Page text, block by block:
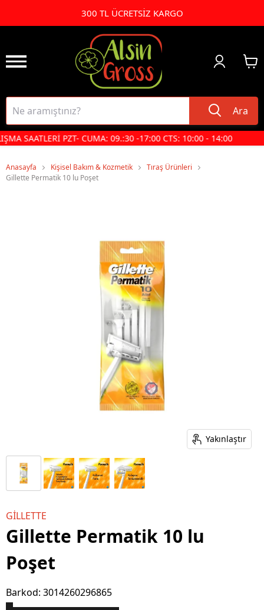
300 TL ÜCRETSİZ KARGO
Ara
SAATLERİ PZT- CUMA: 09.:30 -17:00 CTS: 10:00 - 14:00
Anasayfa Kişisel Bakım & Kozmetik
Tıraş Ürünleri
Gillette Permatik 10 lu Poşet
Yakınlaştır
GİLLETTE
Gillette Permatik 10 lu
Poşet
Barkod: 3014260296865